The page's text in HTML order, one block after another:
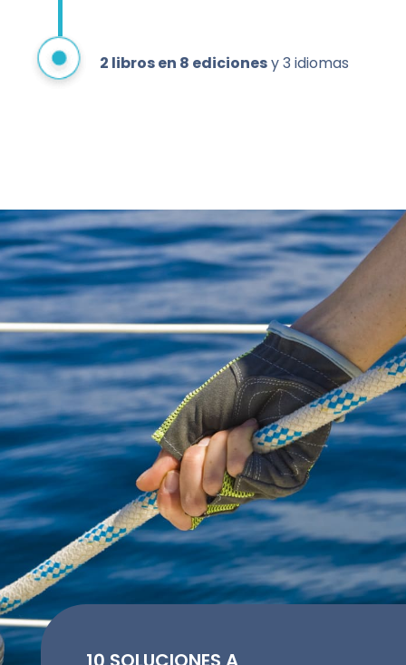
2 libros en 8 edicionesy 3 idiomas